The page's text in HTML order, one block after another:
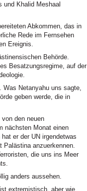
und Khalid Meshaal
Abkommen, das in
Rede im Fernsehen
Ereignis.
Behörde.
Besatzungsregime, auf der
Was Netanyahu uns sagte,
geben werde, die in
den neuen
nächsten Monat einen
er der UN irgendetwas
Palästina anzuerkennen.
die uns ins Meer
anders aussehen.
extremistisch, aber wie